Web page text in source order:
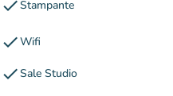
checkStampante
checkWifi
checkSale Studio